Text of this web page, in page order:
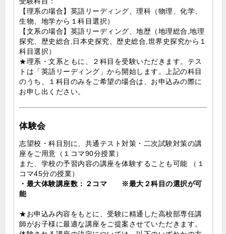
【理系の場合】英語リーディング、理科（物理、化学、
生物、地学から１科目選択）
【文系の場合】英語リーディング、地歴（地理総合,地理
探究、歴史総合,日本史探究、歴史総合,世界史探究から１
科目選択）
★理系・文系ともに、２科目を受験いただきます。テス
トは「英語リーディング」から開始します。上記の科目
のうち、１科目のみをご希望の場合は、お申込みの際に
お申し出ください。
体験会
志望校・科目別に、共通テスト対策・二次試験対策の講
座をご用意（１コマ90分授業）
また、学校の予習内容の講座を体験することも可能 （１
コマ45分の授業）
・最大体験講座数：２コマ ※最大２科目の選択が可
能
★お申込み内容をもとに、受験に精通した高校部専任講
師がお子様に最適な講座をご提案させていただきます。